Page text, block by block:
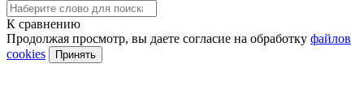
К сравнению
Продолжая просмотр, вы даете согласие на обработку файлов
cookies
Принять